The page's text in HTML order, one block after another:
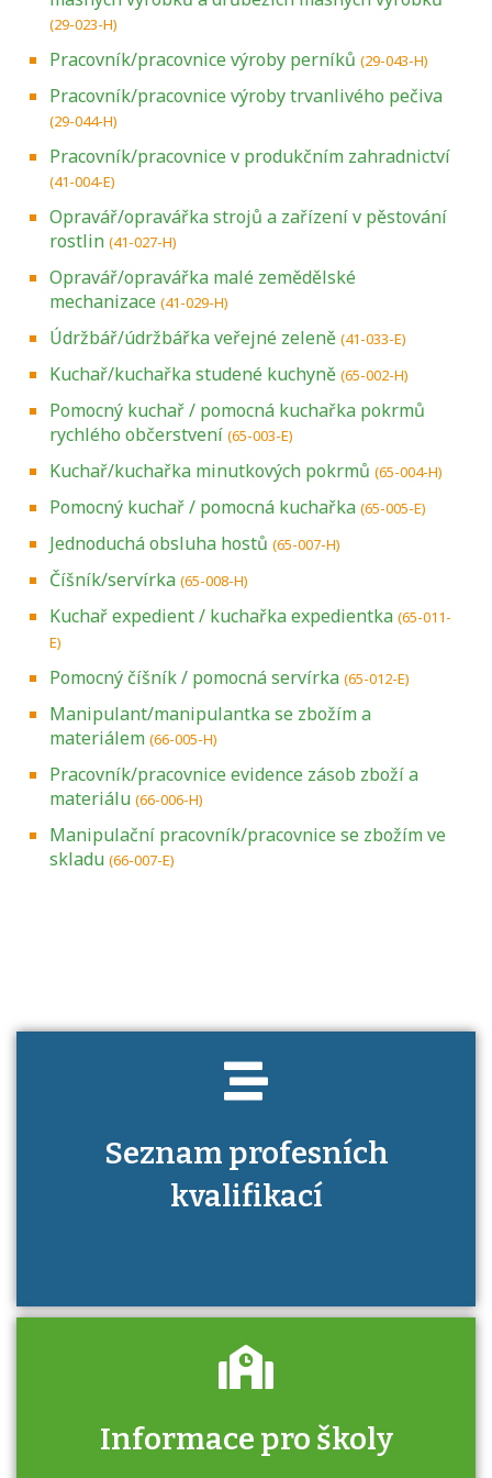
(29-023-H)
Pracovník/pracovnice výroby perníků (29-043-H)
Pracovník/pracovnice výroby trvanlivého pečiva
(29-044-H)
Pracovník/pracovnice v produkčním zahradnictví
(41-004-E)
Opravář/opravářka strojů a zařízení v pěstování
rostlin (41-027-H)
Opravář/opravářka malé zemědělské
mechanizace (41-029-H)
Údržbář/údržbářka veřejné zeleně (41-033-E)
Kuchař/kuchařka studené kuchyně (65-002-H)
Pomocný kuchař / pomocná kuchařka pokrmů
rychlého občerstvení (65-003-E)
Kuchař/kuchařka minutkových pokrmů (65-004-H)
Pomocný kuchař / pomocná kuchařka (65-005-E)
Jednoduchá obsluha hostů (65-007-H)
Číšník/servírka (65-008-H)
Kuchař expedient / kuchařka expedientka (65-011-
E)
Pomocný číšník / pomocná servírka (65-012-E)
Manipulant/manipulantka se zbožím a
materiálem (66-005-H)
Pracovník/pracovnice evidence zásob zboží a
materiálu (66-006-H)
Manipulační pracovník/pracovnice se zbožím ve
skladu (66-007-E)
Seznam profesních
kvalifikací
Projděte si seznam profesních kvalifikací.
Informace pro školy
Zjistěte, jak se přihlásit ke zkoušce a kde